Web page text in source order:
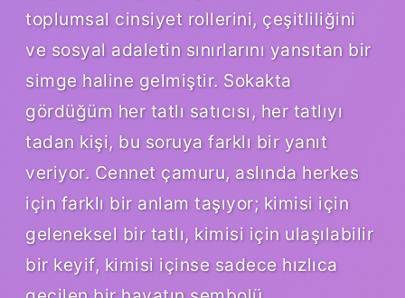
toplumsal cinsiyet rollerini, çeşitliliğini
ve sosyal adaletin sınırlarını yansıtan bir
simge haline gelmiştir. Sokakta
gördüğüm her tatlı satıcısı, her tatlıyı
tadan kişi, bu soruya farklı bir yanıt
veriyor. Cennet çamuru, aslında herkes
için farklı bir anlam taşıyor; kimisi için
geleneksel bir tatlı, kimisi için ulaşılabilir
bir keyif, kimisi içinse sadece hızlıca